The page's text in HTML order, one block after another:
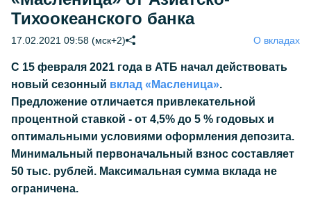
Тихоокеанского банка
17.02.2021 09:58 (мск+2) О вкладах
С 15 февраля 2021 года в АТБ начал действовать
новый сезонный вклад «Масленица».
Предложение отличается привлекательной
процентной ставкой - от 4,5% до 5 % годовых и
оптимальными условиями оформления депозита.
Минимальный первоначальный взнос составляет
50 тыс. рублей. Максимальная сумма вклада не
ограничена.